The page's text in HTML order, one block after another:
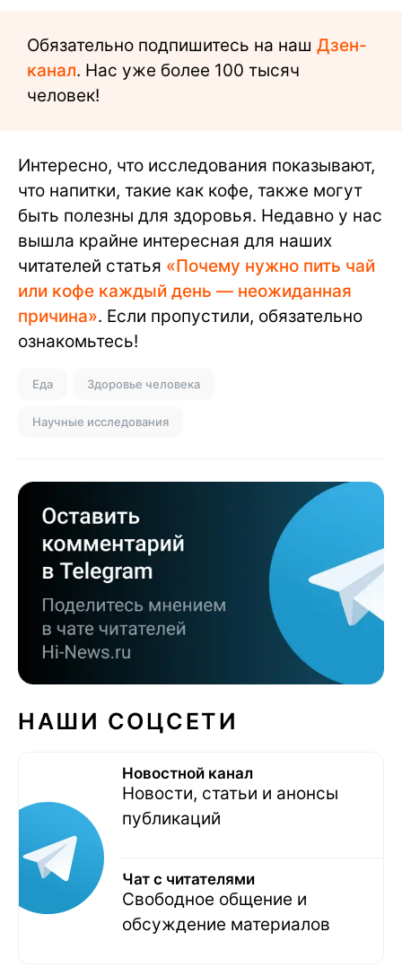
Обязательно подпишитесь на наш Дзен-
канал. Нас уже более 100 тысяч
человек!
Интересно, что исследования показывают,
что напитки, такие как кофе, также могут
быть полезны для здоровья. Недавно у нас
вышла крайне интересная для наших
читателей статья «Почему нужно пить чай
или кофе каждый день — неожиданная
причина». Если пропустили, обязательно
ознакомьтесь!
Еда Здоровье человека
Научные исследования
НАШИ СОЦСЕТИ
Новостной канал
Новости, статьи и анонсы
публикаций
Чат с читателями
Свободное общение и
обсуждение материалов